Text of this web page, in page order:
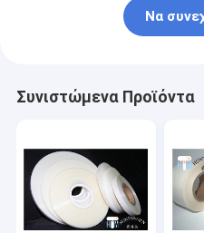
Να
Συνιστώμενα Προϊόντα